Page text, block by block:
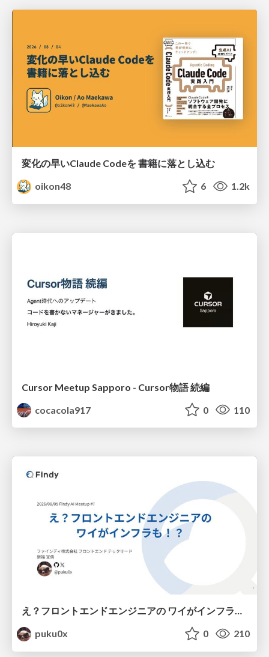
変化の早いClaude Codeを 書籍に落とし込む
oikon48
6 1.2k
Cursor Meetup Sapporo - Cursor物語 続編
cocacola917
0 110
え？フロントエンドエンジニアの ワイがインフラも！？
puku0x
0 210